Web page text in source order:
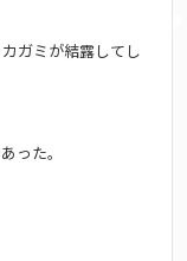
ガミが結露してし
った。